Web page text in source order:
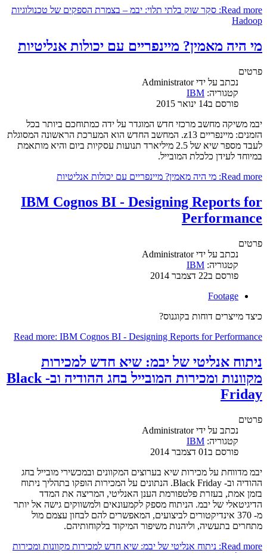
Read more: סקר שוק בלתי תלוי: יבמ – בצמרת הספקים של טכנולוגיות
Hadoop
מי היה מאמין? מיינפריים עם יכולות אנליטיות
פרטים
נכתב על ידיAdministrator
קטגוריה: IBM
פורסם ב14 ינואר 2015
יבמ משיקה מחשב מרכזי חדש המוגדר על ידה כמתוחכם ביותר בכל
הזמנים: מיינפריים z13. המחשב החדש הוא המערכת הראשונה המסוגלת
לעבד מספר שיא של 2.5 מיליארד תנועות עסקיות ביום והיא מותאמת
במיוחד לעידן כלכלת המובייל.
Read more: מי היה מאמין? מיינפריים עם יכולות אנליטיות
IBM Cognos BI - Designing Reports for
Performance
פרטים
נכתב על ידיAdministrator
קטגוריה: IBM
פורסם ב22 דצמבר 2014
Footage
כיצד מייצרים דוחות בקוגנוס?
Read more: IBM Cognos BI - Designing Reports for Performance
ניתוח אנליטי של יבמ: שיא חדש למכירות
מקוונות ומכירות המובייל בחג ההודיה וב- Black
Friday
פרטים
נכתב על ידיAdministrator
קטגוריה: IBM
פורסם ב01 דצמבר 2014
יבמ מדווחת על מכירות שיא בערוצים המקוונים ובמכשירי מובייל בחג
ההודיה וב- Black Friday. הנתונים על המכירות הופקו בתהליך ניתוח
בזמן אמת, בעזרת פלטפורמת הענן האנליטי, המריצה את המדד
הדיגיטאלי של יבמ. הניתוח מספק לקמעונאים ולמשווקים גישה אל יותר
מ- 370 אינדיקטורים לביצועים, המאפשרים להם לבחון עצמם מול
מתחרים בתעשיה, וליהנות משיפור המיקוד בלקוחותיהם.
Read more: ניתוח אנליטי של יבמ: שיא חדש למכירות מקוונות ומכירות